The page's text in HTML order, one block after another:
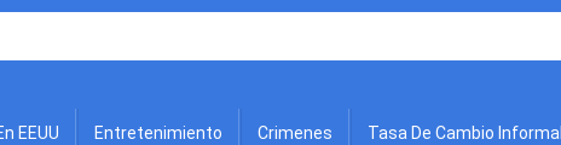
EEUU Entretenimiento Crimenes Tasa De Cambio Informal